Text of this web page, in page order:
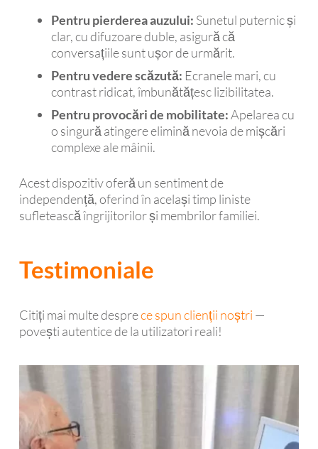
Pentru pierderea auzului: Sunetul puternic și
clar, cu difuzoare duble, asigură că
conversațiile sunt ușor de urmărit.
Pentru vedere scăzută: Ecranele mari, cu
contrast ridicat, îmbunătățesc lizibilitatea.
Pentru provocări de mobilitate:Apelarea cu
o singură atingere elimină nevoia de mișcări
complexe ale mâinii.
Acest dispozitiv oferă un sentiment de
independență, oferind în același timp liniste
sufletească îngrijitorilor și membrilor familiei.
Testimoniale
Citiți mai multe desprece spun clienții noștri —
povești autentice de la utilizatori reali!